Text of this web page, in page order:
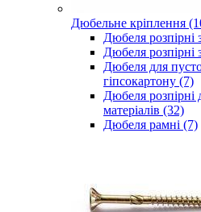
Дюбельне кріплення
Дюбеля розпірні
Дюбеля
Дюбеля для
гіпсокартону (7)
Дюбеля розпірні
матеріалів (32)
Дюбеля рамні (7)